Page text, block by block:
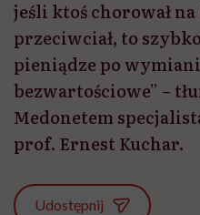
jeśli ktoś chorował na
przeciwciał, to
pieniądze po
bezwartościowe” –
Medonetem
prof. Ernest Kuchar.
Udostępnij